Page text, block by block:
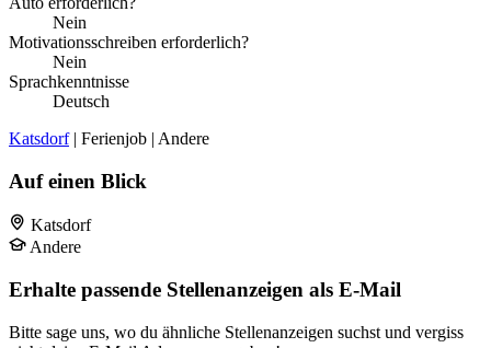
Nein
Motivationsschreiben erforderlich?
Nein
Sprachkenntnisse
Deutsch
Katsdorf| Ferienjob | Andere
Auf einen Blick
Katsdorf
Andere
Erhalte passende Stellenanzeigen als E-Mail
Bitte sage uns, wo du ähnliche Stellenanzeigen suchst und vergiss